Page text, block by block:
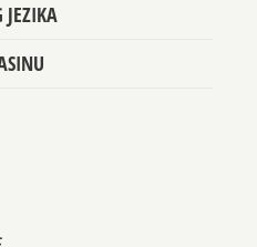
JEZIKA